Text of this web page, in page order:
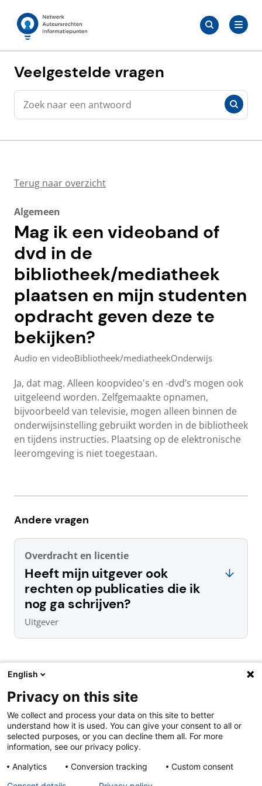
naar
content
Auteursrechten.nl
Zoeken
naar:
Zoeken
Veelgestelde vragen
Zoeken
Zoeken
Terug naar overzicht
Algemeen
Mag ik een videoband of
dvd in de
bibliotheek/mediatheek
plaatsen en mijn studenten
opdracht geven deze te
bekijken?
Audio en videoBibliotheek/mediatheekOnderwijs
Ja, dat mag. Alleen koopvideo's en -dvd’s mogen ook
uitgeleend worden. Zelfgemaakte opnamen,
bijvoorbeeld van televisie, mogen alleen binnen de
onderwijsinstelling gebruikt worden in de bibliotheek
en tijdens instructies. Plaatsing op de elektronische
leeromgeving is niet toegestaan.
Andere vragen
Overdracht en licentie
Heeft mijn uitgever ook
rechten op publicaties die ik
nog ga schrijven?
Uitgever
Over ons & contact
Cookies
Privacy
Disclaimer
English
Privacy on this site
We collect and process your data on this site to better
understand how it is used. You can give your consent to all or
selected purposes, or you can decline them all. For more
information, see our privacy policy.
Analytics
Conversion tracking
Custom consent